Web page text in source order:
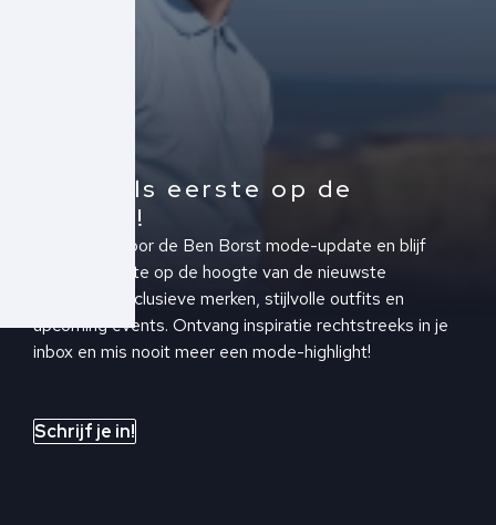
Altijd als eerste op de
hoogte!
Schrijf je in voor de Ben Borst mode-update en blijf
altijd als eerste op de hoogte van de nieuwste
collecties, exclusieve merken, stijlvolle outfits en
upcoming events. Ontvang inspiratie rechtstreeks in je
inbox en mis nooit meer een mode-highlight!
Schrijf je in!